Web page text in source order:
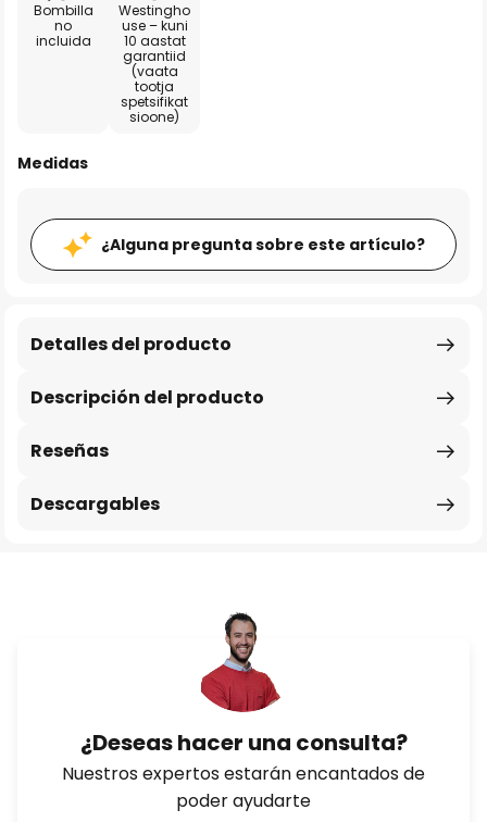
Bombilla
no
incluida
Westingho
use – kuni
10 aastat
garantiid
(vaata
tootja
spetsifikat
sioone)
Medidas
¿Alguna pregunta sobre este artículo?
Descripción del producto
Detalles del producto
Reseñas
Descargables
¿Deseas hacer una consulta?
Nuestros expertos estarán encantados de
poder ayudarte